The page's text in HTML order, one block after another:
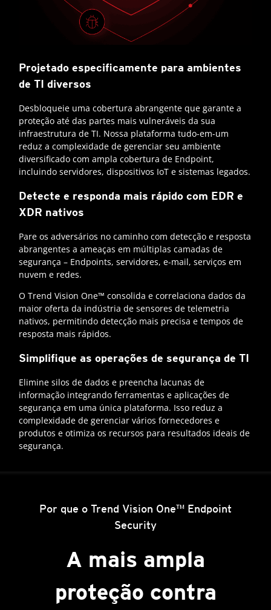
Projetado especificamente para ambientes
de TI diversos
Desbloqueie uma cobertura abrangente que garante a
proteção até das partes mais vulneráveis da sua
infraestrutura de TI. Nossa plataforma tudo-em-um
reduz a complexidade de gerenciar seu ambiente
diversificado com ampla cobertura de Endpoint,
incluindo servidores, dispositivos IoT e sistemas legados.
Detecte e responda mais rápido com EDR e
XDR nativos
Pare os adversários no caminho com detecção e resposta
abrangentes a ameaças em múltiplas camadas de
segurança – Endpoints, servidores, e-mail, serviços em
nuvem e redes.
O Trend Vision One™ consolida e correlaciona dados da
maior oferta da indústria de sensores de telemetria
nativos, permitindo detecção mais precisa e tempos de
resposta mais rápidos.
Simplifique as operações de segurança de TI
Elimine silos de dados e preencha lacunas de
informação integrando ferramentas e aplicações de
segurança em uma única plataforma. Isso reduz a
complexidade de gerenciar vários fornecedores e
produtos e otimiza os recursos para resultados ideais de
segurança.
Por que o Trend Vision One™ Endpoint
Security
A mais ampla
proteção contra